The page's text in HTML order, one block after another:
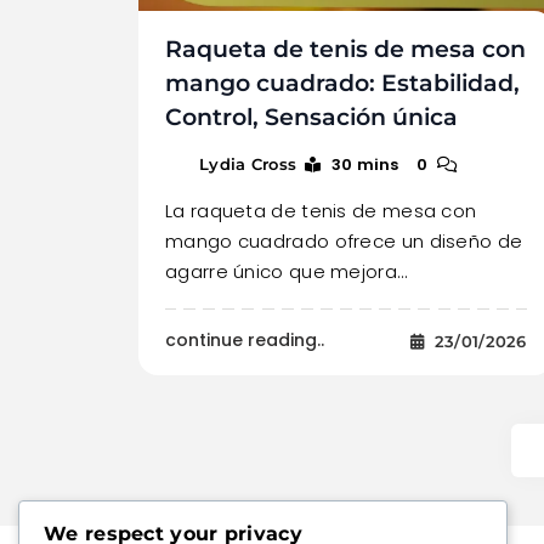
Raqueta de tenis de mesa con
mango cuadrado: Estabilidad,
Control, Sensación única
Lydia Cross 30 mins 0
La raqueta de tenis de mesa con
mango cuadrado ofrece un diseño de
agarre único que mejora…
continue reading.. 23/01/2026
We respect your privacy